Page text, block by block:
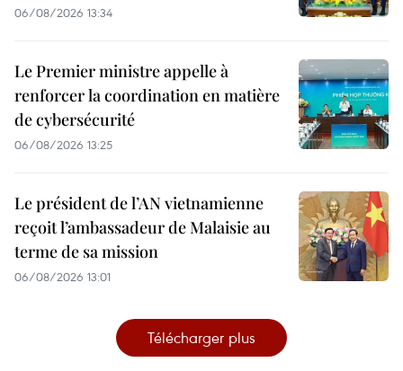
06/08/2026 13:34
Le Premier ministre appelle à
renforcer la coordination en matière
de cybersécurité
06/08/2026 13:25
Le président de l’AN vietnamienne
reçoit l’ambassadeur de Malaisie au
terme de sa mission
06/08/2026 13:01
Télécharger plus